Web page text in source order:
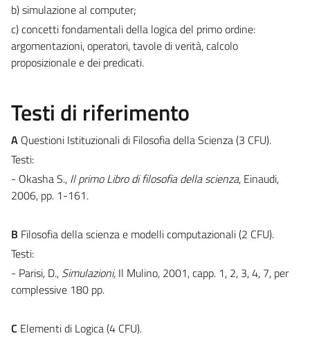
b) simulazione al computer;
c) concetti fondamentali della logica del primo ordine:
argomentazioni, operatori, tavole di verità, calcolo
proposizionale e dei predicati.
Testi di riferimento
A Questioni Istituzionali di Filosofia della Scienza (3 CFU).
Testi:
- Okasha S., Il primo Libro di filosofia della scienza, Einaudi,
2006, pp. 1-161.
B Filosofia della scienza e modelli computazionali (2 CFU).
Testi:
- Parisi, D., Simulazioni, Il Mulino, 2001, capp. 1, 2, 3, 4, 7, per
complessive 180 pp.
C Elementi di Logica (4 CFU).